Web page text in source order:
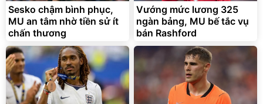
Bạt phủ xe ô tô cao cấp,
tráng nhôm 03 lớp
Xe đạp điện trợ lực G-
Force C14 gấp gọn bỏ cốp
Sesko chậm bình phục,
MU an tâm nhờ tiền sử ít
chấn thương
Vướng mức lương 325
ngàn bảng, MU bế tắc vụ
bán Rashford